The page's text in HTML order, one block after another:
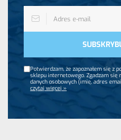
Potwierdzam, że zapoznałem się z
sklepu internetowego. Zgadzam się
danych osobowych (imię, adres
czytaj więcej »